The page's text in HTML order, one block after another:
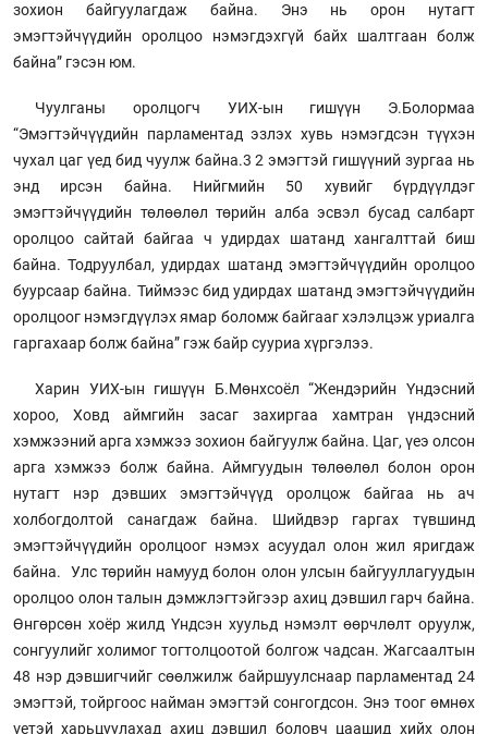
зохион байгуулагдаж байна. Энэ нь орон нутагт
эмэгтэйчүүдийн оролцоо нэмэгдэхгүй байх шалтгаан болж
байна” гэсэн юм.
Чуулганы оролцогч УИХ-ын гишүүн Э.Болормаа
“Эмэгтэйчүүдийн парламентад эзлэх хувь нэмэгдсэн түүхэн
чухал цаг үед бид чуулж байна.3 2 эмэгтэй гишүүний зургаа нь
энд ирсэн байна. Нийгмийн 50 хувийг бүрдүүлдэг
эмэгтэйчүүдийн төлөөлөл төрийн алба эсвэл бусад салбарт
оролцоо сайтай байгаа ч удирдах шатанд хангалттай биш
байна. Тодруулбал, удирдах шатанд эмэгтэйчүүдийн оролцоо
буурсаар байна. Тиймээс бид удирдах шатанд эмэгтэйчүүдийн
оролцоог нэмэгдүүлэх ямар боломж байгааг хэлэлцэж уриалга
гаргахаар болж байна” гэж байр сууриа хүргэлээ.
Харин УИХ-ын гишүүн Б.Мөнхсоёл “Жендэрийн Үндэсний
хороо, Ховд аймгийн засаг захиргаа хамтран үндэсний
хэмжээний арга хэмжээ зохион байгуулж байна. Цаг, үеэ олсон
арга хэмжээ болж байна. Аймгуудын төлөөлөл болон орон
нутагт нэр дэвших эмэгтэйчүүд оролцож байгаа нь ач
холбогдолтой санагдаж байна. Шийдвэр гаргах түвшинд
эмэгтэйчүүдийн оролцоог нэмэх асуудал олон жил яригдаж
байна. Улс төрийн намууд болон олон улсын байгууллагуудын
оролцоо олон талын дэмжлэгтэйгээр ахиц дэвшил гарч байна.
Өнгөрсөн хоёр жилд Үндсэн хуульд нэмэлт өөрчлөлт оруулж,
сонгуулийг холимог тогтолцоотой болгож чадсан. Жагсаалтын
48 нэр дэвшигчийг сөөлжилж байршуулснаар парламентад 24
эмэгтэй, тойргоос найман эмэгтэй сонгогдсон. Энэ тоог өмнөх
үетэй харьцуулахад ахиц дэвшил боловч цаашид хийх олон